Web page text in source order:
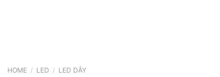
HOME / LED / LED DÂY